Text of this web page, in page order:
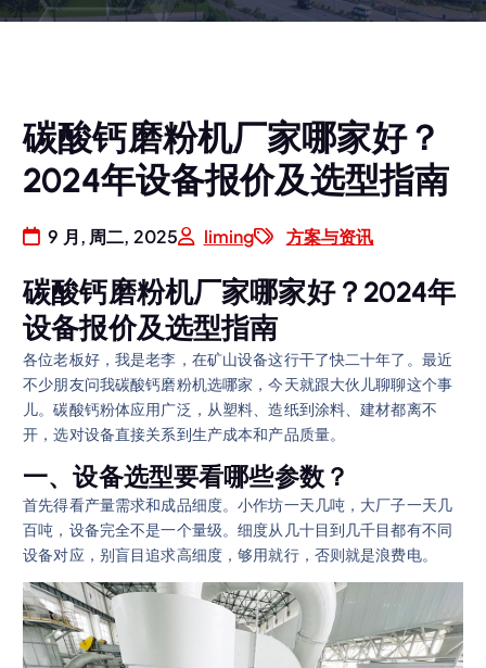
碳酸钙磨粉机厂家哪家好？
2024年设备报价及选型指南
9 月, 周二, 2025 liming 方案与资讯
碳酸钙磨粉机厂家哪家好？2024年
设备报价及选型指南
各位老板好，我是老李，在矿山设备这行干了快二十年了。最近
不少朋友问我碳酸钙磨粉机选哪家，今天就跟大伙儿聊聊这个事
儿。碳酸钙粉体应用广泛，从塑料、造纸到涂料、建材都离不
开，选对设备直接关系到生产成本和产品质量。
一、设备选型要看哪些参数？
首先得看产量需求和成品细度。小作坊一天几吨，大厂子一天几
百吨，设备完全不是一个量级。细度从几十目到几千目都有不同
设备对应，别盲目追求高细度，够用就行，否则就是浪费电。